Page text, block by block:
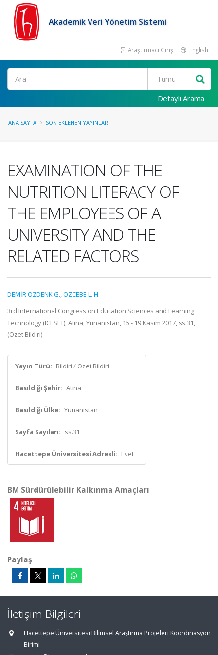
Akademik Veri Yönetim Sistemi
Araştırmacı Girişi English
Ara
Detaylı Arama
ANA SAYFA SON EKLENEN YAYINLAR
EXAMINATION OF THE
NUTRITION LITERACY OF
THE EMPLOYEES OF A
UNIVERSITY AND THE
RELATED FACTORS
DEMİR ÖZDENK G.,ÖZCEBE L. H.
3rd International Congress on Education Sciences and Learning
Technology (ICESLT), Atina, Yunanistan, 15 - 19 Kasım 2017, ss.31,
(Özet Bildiri)
Yayın Türü: Bildiri / Özet Bildiri
Basıldığı Şehir: Atina
Basıldığı Ülke: Yunanistan
Sayfa Sayıları: ss.31
Hacettepe Üniversitesi Adresli: Evet
BM Sürdürülebilir Kalkınma Amaçları
Paylaş
İletişim Bilgileri
Hacettepe Üniversitesi Bilimsel Araştırma Projeleri Koordinasyon
Birimi